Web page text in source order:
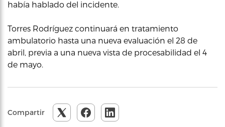
había hablado del incidente.
Torres Rodríguez continuará en tratamiento
ambulatorio hasta una nueva evaluación el 28 de
abril, previa a una nueva vista de procesabilidad el 4
de mayo.
Compartir